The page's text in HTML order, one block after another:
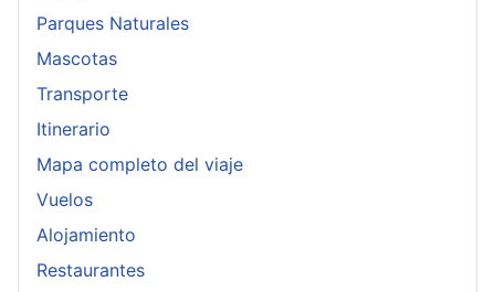
Parques Naturales
Mascotas
Transporte
Itinerario
Mapa completo del viaje
Vuelos
Alojamiento
Restaurantes